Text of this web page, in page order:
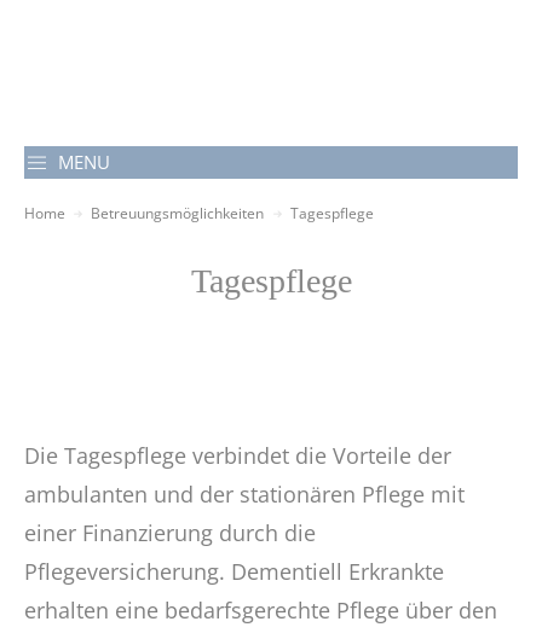
MENU
Home Betreuungsmöglichkeiten Tagespflege
Tagespflege
Die Tagespflege verbindet die Vorteile der
ambulanten und der stationären Pflege mit
einer Finanzierung durch die
Pflegeversicherung. Dementiell Erkrankte
erhalten eine bedarfsgerechte Pflege über den